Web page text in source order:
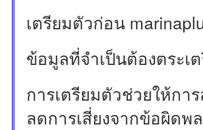
เตรียมตัวก่อน
ข้อมูลที่จำเป็นต้องตระเ
การเตรียมตัวช่วยให้กา
ลดการเสี่ยงจากข้อผิดพ